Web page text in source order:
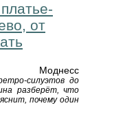
от
Моднесс
силуэтов до
разберёт, что
почему один